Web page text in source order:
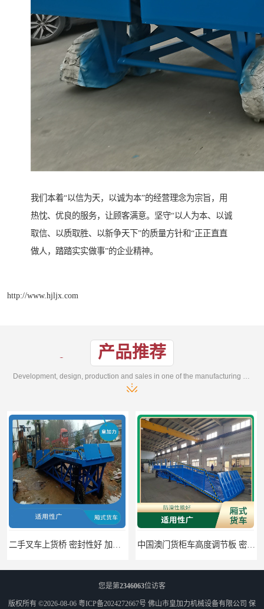
我们本着“以信为天，以诚为本”的经营理念为宗旨，用
热忱、优良的服务，让顾客满意。坚守“以人为本、以诚
取信、以质取胜、以新争天下”的质量方针和“正正直直
做人，踏踏实实做事”的企业精神。
http://www.hjljx.com
产品推荐
二手叉车上货桥 密封性好 加快物料流通速度 中国澳门货柜车高度调节板 密封性好 防滑性能好
您是第2346063位访客
版权所有 ©2026-08-06 粤ICP备2024272667号 佛山市皇加力机械设备有限公司 保